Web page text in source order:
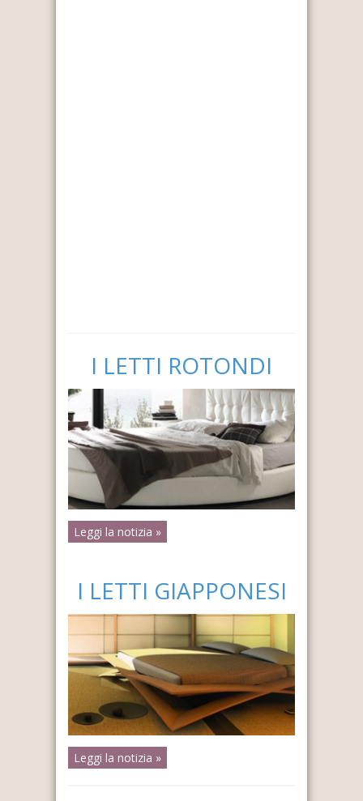
I LETTI ROTONDI
Leggi la notizia »
I LETTI GIAPPONESI
Leggi la notizia »